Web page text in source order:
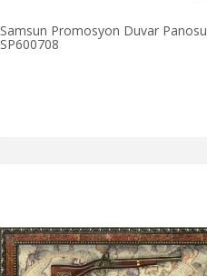
Samsun Promosyon Duvar Panosu
SP600708